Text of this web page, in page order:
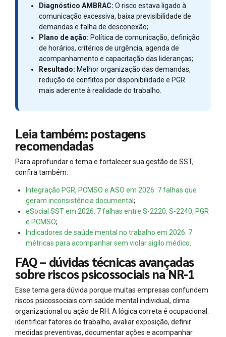
Diagnóstico AMBRAC: O risco estava ligado à
comunicação excessiva, baixa previsibilidade de
demandas e falha de desconexão;
Plano de ação: Política de comunicação, definição
de horários, critérios de urgência, agenda de
acompanhamento e capacitação das lideranças;
Resultado: Melhor organização das demandas,
redução de conflitos por disponibilidade e PGR
mais aderente à realidade do trabalho.
Leia também: postagens
recomendadas
Para aprofundar o tema e fortalecer sua gestão de SST,
confira também:
Integração PGR, PCMSO e ASO em 2026: 7 falhas que
geram inconsistência documental ;
eSocial SST em 2026: 7 falhas entre S-2220, S-2240, PGR
e PCMSO;
Indicadores de saúde mental no trabalho em 2026: 7
métricas para acompanhar sem violar sigilo médico
FAQ – dúvidas técnicas avançadas
sobre riscos psicossociais na NR-1
Esse tema gera dúvida porque muitas empresas confundem
riscos psicossociais com saúde mental individual, clima
organizacional ou ação de RH. A lógica correta é ocupacional:
identificar fatores do trabalho, avaliar exposição, definir
medidas preventivas, documentar ações e acompanhar